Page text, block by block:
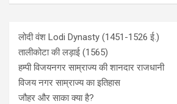
लोदी वंश Lodi Dynasty (1451-1526 ई.)
तालीकोटा की लड़ाई (1565)
हम्पी विजयनगर साम्राज्य की शानदार राजधानी
विजय नगर साम्राज्य का इतिहास
जौहर और साका क्या है?